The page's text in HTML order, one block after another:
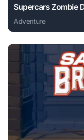
Supercars Zombie
Adventure
Play Supercars